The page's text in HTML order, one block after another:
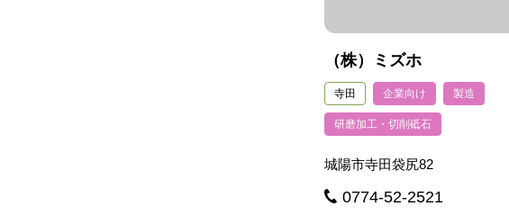
（株）ミズホ
寺田 企業向け 製造
研磨加工・切削砥石
城陽市寺田袋尻82
0774-52-2521